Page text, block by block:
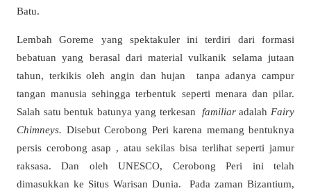
Batu.
Lembah Goreme yang spektakuler ini terdiri dari formasi
bebatuan yang berasal dari material vulkanik selama jutaan
tahun, terkikis oleh angin dan hujan tanpa adanya campur
tangan manusia sehingga terbentuk seperti menara dan pilar.
Salah satu bentuk batunya yang terkesan familiaradalah Fairy
Chimneys. Disebut Cerobong Peri karena memang bentuknya
persis cerobong asap , atau sekilas bisa terlihat seperti jamur
raksasa. Dan oleh UNESCO, Cerobong Peri ini telah
dimasukkan ke Situs Warisan Dunia. Pada zaman Bizantium,